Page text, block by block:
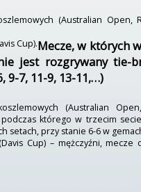
(Australian Open,
Cup).Mecze, w których
jest rozgrywany tie-
9-7, 11-9, 13-11,…)
(Australian
którego w trzecim
setach, przy stanie 6-6 w
Cup) – mężczyźni, mecze